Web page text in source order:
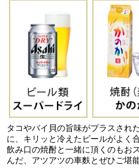
タコやバイ貝の旨味がプラスされ
に、キリッと冷えたビールがよく
飲み口の焼酎と一緒に頂くのもお
んだ、アツアツの車麩とぜひご堪